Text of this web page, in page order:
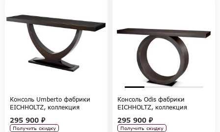
Консоль Umberto фабрики
EICHHOLTZ, коллекция
295 900 ₽
Получить скидку
Консоль Odis фабрики
EICHHOLTZ, коллекция
295 900 ₽
Получить скидку